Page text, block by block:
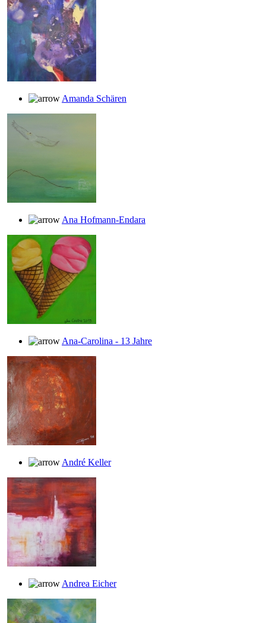
Amanda Schären
Ana Hofmann-Endara
Ana-Carolina - 13 Jahre
André Keller
Andrea Eicher